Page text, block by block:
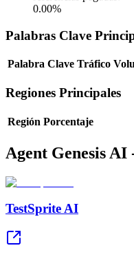
0.00%
Palabras Clave
Palabra Clave Tráfico
Regiones Principales
Región Porcentaje
Agent Genesis
TestSprite AI